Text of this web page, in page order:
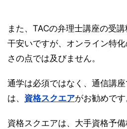
また、TACの弁理士講座の受
干安いですが、オンライン特
さの点では及びません。
通学は必須ではなく、通信講
は、 資格スクエアがお勧めです
資格スクエアは、大手資格予